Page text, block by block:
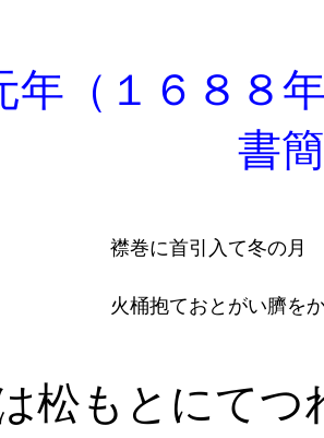
（１６８８
書
襟巻に首引入て冬の月
火桶抱ておとがい臍を
松もとにて